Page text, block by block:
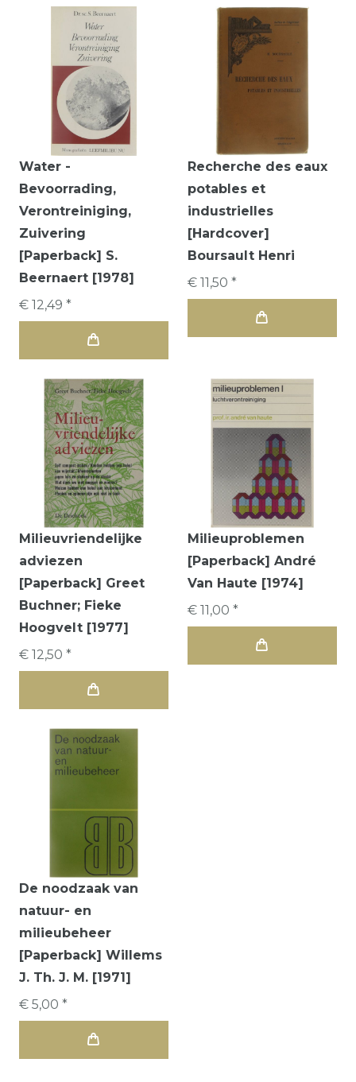
Water -
Bevoorrading,
Verontreiniging,
Zuivering
[Paperback] S.
Beernaert [1978]
€ 12,49 *
Recherche des eaux
potables et
industrielles
[Hardcover]
Boursault Henri
€ 11,50 *
Milieuvriendelijke
adviezen
[Paperback] Greet
Buchner; Fieke
Hoogvelt [1977]
€ 12,50 *
Milieuproblemen
[Paperback] André
Van Haute [1974]
€ 11,00 *
De noodzaak van
natuur- en
milieubeheer
[Paperback] Willems
J. Th. J. M. [1971]
€ 5,00 *